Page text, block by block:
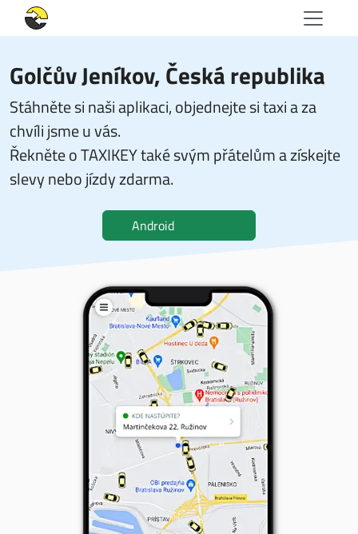
Golčův Jeníkov, Česká republika
Stáhněte si naši aplikaci, objednejte si taxi a za
chvíli jsme u vás.
Řekněte o TAXIKEY také svým přátelům a získejte
slevy nebo jízdy zdarma.
Android